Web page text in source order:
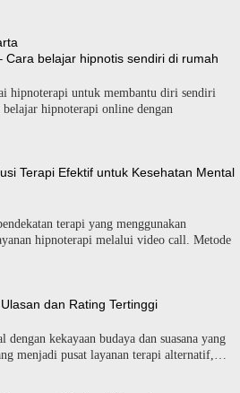
Cara belajar hipnotis sendiri di rumah
hipnoterapi untuk membantu diri sendiri
hipnoterapi online dengan
Terapi Efektif untuk Kesehatan Mental
terapi yang menggunakan
hipnoterapi melalui video call. Metode
dan Rating Tertinggi
dengan kekayaan budaya dan suasana yang
menjadi pusat layanan terapi alternatif,…